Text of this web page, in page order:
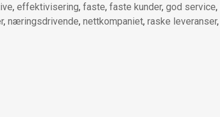
, effektivisering, faste, faste kunder, god service,
, næringsdrivende, nettkompaniet, raske leveranser,